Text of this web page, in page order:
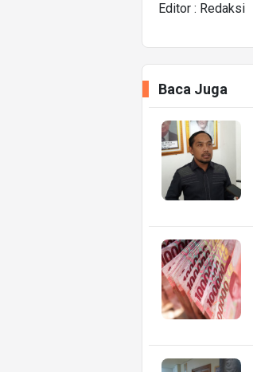
Editor : Redaksi
Baca Juga